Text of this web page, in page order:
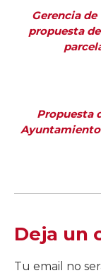
Gerencia
propuesta
Propuesta
Ayuntamiento
Deja un
Tu email no